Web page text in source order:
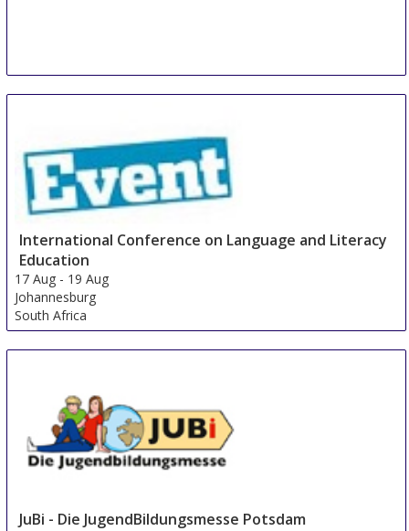
International Conference on Language and Literacy
Education
17 Aug - 19 Aug
Johannesburg
South Africa
JuBi - Die JugendBildungsmesse Potsdam